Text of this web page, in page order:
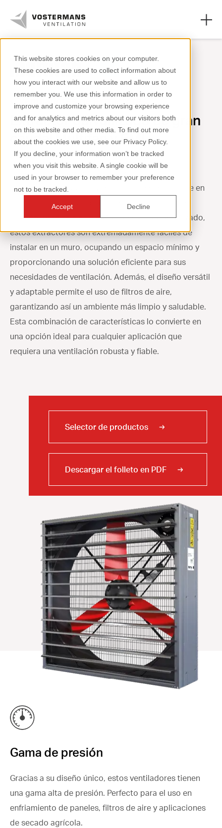
This website stores cookies on your computer.
These cookies are used to collect information about
how you interact with our website and allow us to
remember you. We use this information in order to
improve and customize your browsing experience
and for analytics and metrics about our visitors both
on this website and other media. To find out more
about the cookies we use, see our Privacy Policy.
If you decline, your information won’t be tracked
when you visit this website. A single cookie will be
used in your browser to remember your preference
not to be tracked.
Accept Decline
Ventiladores
Sectores agrícolas
Sectores industriales
Recursos
Sobre nosotros
+31 (0)77 389 32 32
ventilation@vostermans.com
Selector de productos
Vostermans Companies
Contacto
Ventiladores de extractores
Extractor galvanizado de gran
caudal Multifan y EMI
El extractor galvanizado de gran caudal de alto
rendimiento le ayuda a ventilar eficazmente el aire en
grandes edificios y espacios industriales de gran
tamaño. Gracias a su diseño compacto y optimizado,
estos extractores son extremadamente fáciles de
instalar en un muro, ocupando un espacio mínimo y
proporcionando una solución eficiente para sus
necesidades de ventilación. Además, el diseño versátil
y adaptable permite el uso de filtros de aire,
garantizando así un ambiente más limpio y saludable.
Esta combinación de características lo convierte en
una opción ideal para cualquier aplicación que
requiera una ventilación robusta y fiable.
Selector de productos
Descargar el folleto en PDF
Gama de presión
Gracias a su diseño único, estos ventiladores tienen
una gama alta de presión. Perfecto para el uso en
enfriamiento de paneles, filtros de aire y aplicaciones
de secado agrícola.